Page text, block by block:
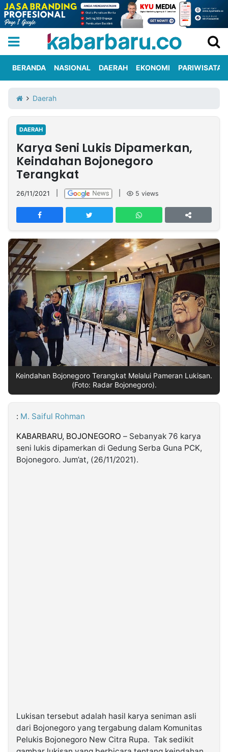
Iklan
Berita
Kami
Nasional
International
Olahraga
Entertainment
Daerah
Pariwisata
Kuliner
Kolom
Network
PT
TREETAN
INDONESIA
Partner
Insight
NTB
Suara
Time
Lens
IDN
Daily
Jogja
Jalan
Rakyat
Idealita
News
Kita
Notice
Dinamikapost.com
Radar
Baru
Seedbacklink
Follow
BERANDA NASIONAL DAERAH EKONOMI PARIWISATA
Daerah
DAERAH
Karya Seni Lukis Dipamerkan,
Keindahan Bojonegoro
Terangkat
26/11/2021 5 views
Keindahan Bojonegoro Terangkat Melalui Pameran Lukisan.
(Foto: Radar Bojonegoro).
: M. Saiful Rohman
KABARBARU, BOJONEGORO – Sebanyak 76 karya
seni lukis dipamerkan di Gedung Serba Guna PCK,
Bojonegoro. Jum’at, (26/11/2021).
Lukisan tersebut adalah hasil karya seniman asli
dari Bojonegoro yang tergabung dalam Komunitas
Pelukis Bojonegoro New Citra Rupa. Tak sedikit